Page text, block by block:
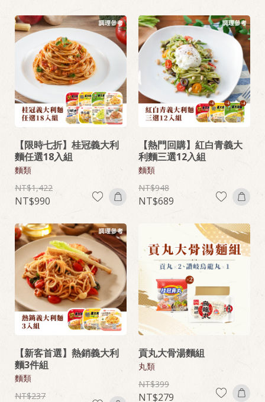
【限時七折】桂冠義大利
麵任選18入組
麵類
1,422
990
【熱門回購】紅白青義大
利麵三選12入組
麵類
948
689
【新客首選】熱銷義大利
麵3件組
麵類
237
貢丸大骨湯麵組
丸類
399
279